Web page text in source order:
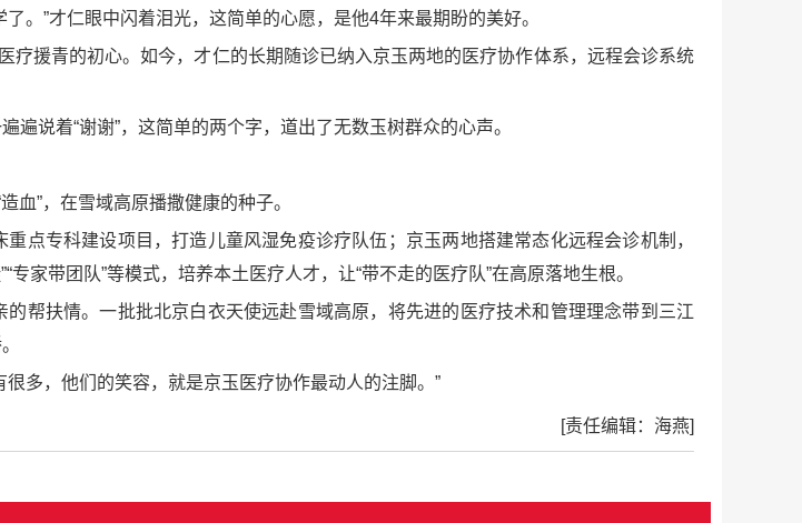
。”才仁眼中闪着泪光，这简单的心愿，是他4年来最期盼的美好。
疗援青的初心。如今，才仁的长期随诊已纳入京玉两地的医疗协作体系，远程会诊系统
说着“谢谢”，这简单的两个字，道出了无数玉树群众的心声。
血”，在雪域高原播撒健康的种子。
点专科建设项目，打造儿童风湿免疫诊疗队伍；京玉两地搭建常态化远程会诊机制，
家带团队”等模式，培养本土医疗人才，让“带不走的医疗队”在高原落地生根。
帮扶情。一批批北京白衣天使远赴雪域高原，将先进的医疗技术和管理理念带到三江
多，他们的笑容，就是京玉医疗协作最动人的注脚。”
[责任编辑：海燕]